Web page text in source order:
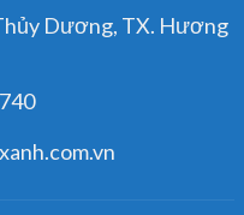
Dương, TX. Hương